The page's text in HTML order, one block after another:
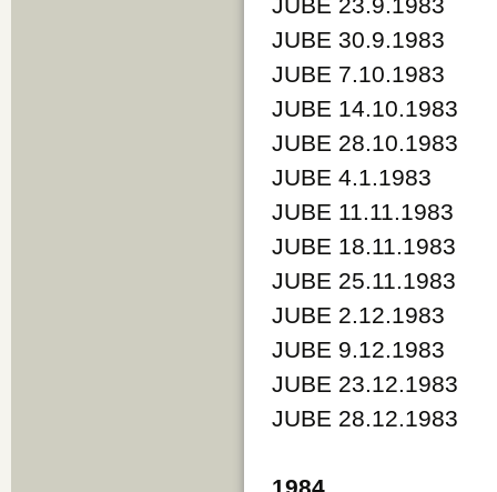
JUBE 30.9.1983
JUBE 7.10.1983
JUBE 14.10.1983
JUBE 28.10.1983
JUBE 4.1.1983
JUBE 11.11.1983
JUBE 18.11.1983
JUBE 25.11.1983
JUBE 2.12.1983
JUBE 9.12.1983
JUBE 23.12.1983
JUBE 28.12.1983
1984